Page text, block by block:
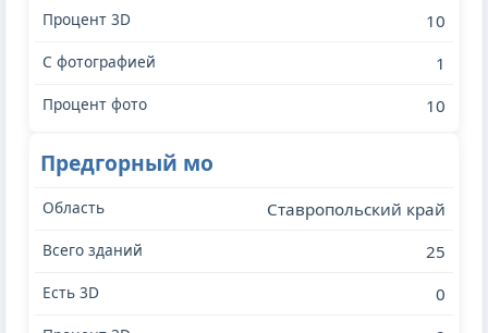
10
1
10
Предгорный мо
Ставропольский край
25
0